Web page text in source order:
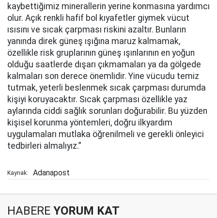
kaybettiğimiz minerallerin yerine konmasına yardımcı
olur. Açık renkli hafif bol kıyafetler giymek vücut
ısısını ve sıcak çarpması riskini azaltır. Bunların
yanında direk güneş ışığına maruz kalmamak,
özellikle risk gruplarının güneş ışınlarının en yoğun
olduğu saatlerde dışarı çıkmamaları ya da gölgede
kalmaları son derece önemlidir. Yine vücudu temiz
tutmak, yeterli beslenmek sıcak çarpması durumda
kişiyi koruyacaktır. Sıcak çarpması özellikle yaz
aylarında ciddi sağlık sorunları doğurabilir. Bu yüzden
kişisel korunma yöntemleri, doğru ilkyardım
uygulamaları mutlaka öğrenilmeli ve gerekli önleyici
tedbirleri almalıyız.”
Kaynak: Adanapost
HABERE YORUM KAT